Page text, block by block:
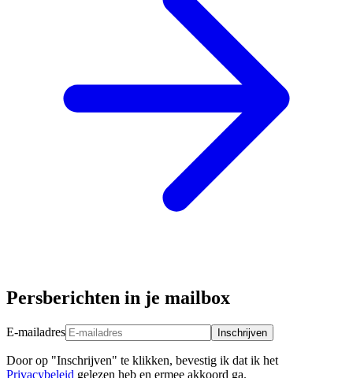
Persberichten in je mailbox
E-mailadres Inschrijven
Door op "Inschrijven" te klikken, bevestig ik dat ik het
Privacybeleid gelezen heb en ermee akkoord ga.